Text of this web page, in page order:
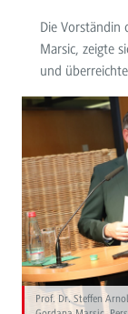
Die Vorständin
Marsic, zeigte
und
Prof. Dr. Steffen